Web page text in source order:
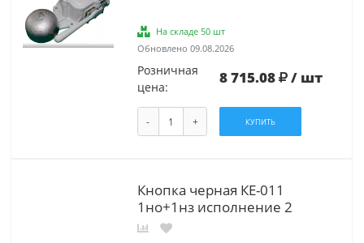
На складе 50 шт
Обновлено 09.08.2026
Розничная
цена:
8 715.08 / шт
- + КУПИТЬ
Кнопка черная КЕ-011
1но+1нз исполнение 2